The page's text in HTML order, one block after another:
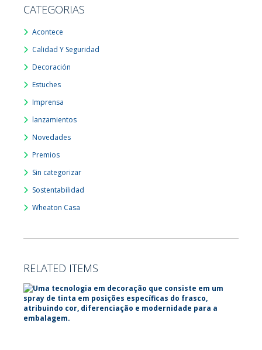
CATEGORIAS
Acontece
Calidad Y Seguridad
Decoración
Estuches
Imprensa
lanzamientos
Novedades
Premios
Sin categorizar
Sostentabilidad
Wheaton Casa
RELATED ITEMS